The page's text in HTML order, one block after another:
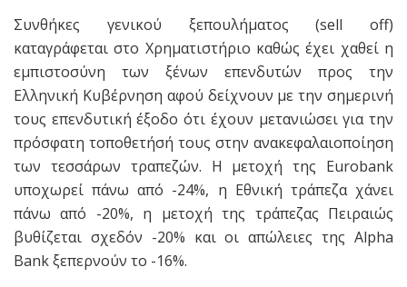
Συνθήκες γενικού ξεπουλήματος (sell off)
καταγράφεται στο Χρηματιστήριο καθώς έχει χαθεί η
εμπιστοσύνη των ξένων επενδυτών προς την
Ελληνική Κυβέρνηση αφού δείχνουν με την σημερινή
τους επενδυτική έξοδο ότι έχουν μετανιώσει για την
πρόσφατη τοποθετήσή τους στην ανακεφαλαιοποίηση
των τεσσάρων τραπεζών. Η μετοχή της Eurobank
υποχωρεί πάνω από -24%, η Εθνική τράπεζα χάνει
πάνω από -20%, η μετοχή της τράπεζας Πειραιώς
βυθίζεται σχεδόν -20% και οι απώλειες της Alpha
Bank ξεπερνούν το -16%.